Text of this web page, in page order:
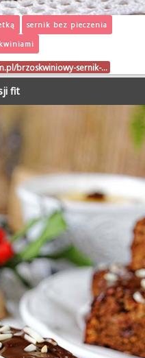
sernik bez pieczenia
brzoskwiniowy-sernik-…
fit